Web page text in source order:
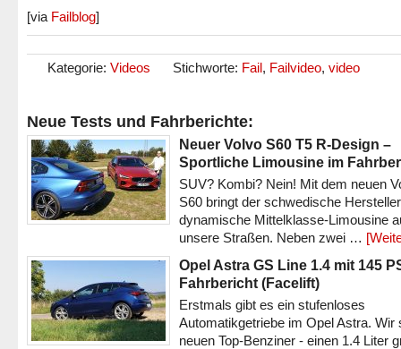
[via Failblog]
Kategorie: Videos Stichworte: Fail, Failvideo, video
Neue Tests und Fahrberichte:
Neuer Volvo S60 T5 R-Design –
Sportliche Limousine im
SUV? Kombi? Nein! Mit dem neuen
S60 bringt der schwedische
dynamische Mittelklasse-Limousine
unsere Straßen. Neben zwei …
Opel Astra GS Line 1.4 mit 145
Fahrbericht (Facelift)
Erstmals gibt es ein stufenloses
Automatikgetriebe im Opel Astra. Wir
neuen Top-Benziner - einen 1.4 Liter